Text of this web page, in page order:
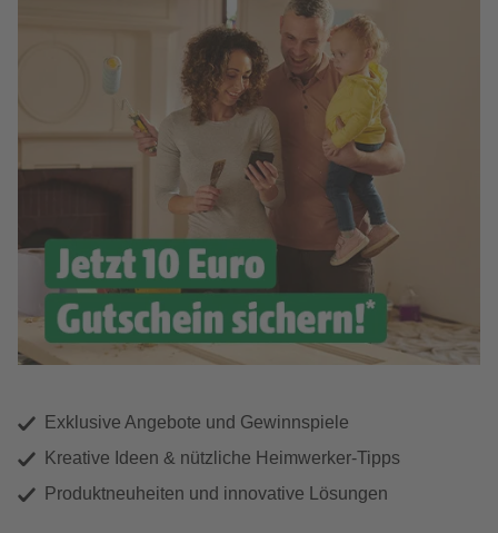
Exklusive Angebote und Gewinnspiele
Kreative Ideen & nützliche Heimwerker-Tipps
Produktneuheiten und innovative Lösungen